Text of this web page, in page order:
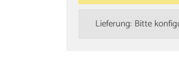
Lieferung: Bitte